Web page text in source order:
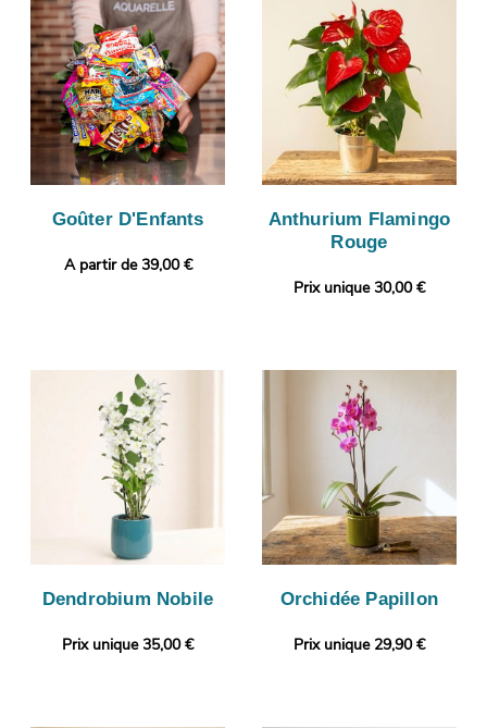
Goûter D'Enfants
A partir de 39,00 €
Anthurium Flamingo
Rouge
Prix unique 30,00 €
Dendrobium Nobile
Prix unique 35,00 €
Orchidée Papillon
Prix unique 29,90 €